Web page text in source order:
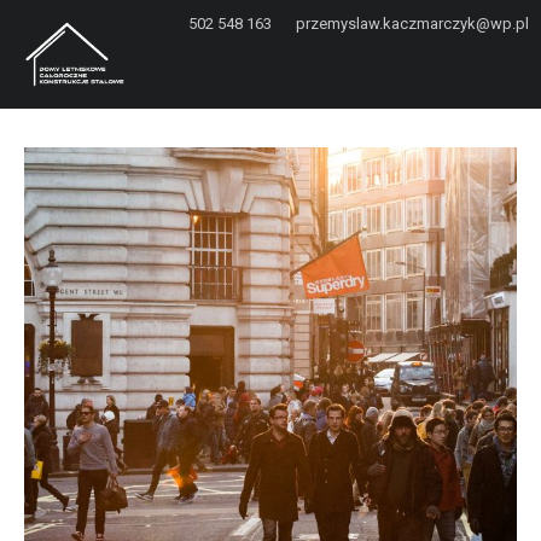
przemyslaw.kaczmarczyk@wp.pl
502 548 163